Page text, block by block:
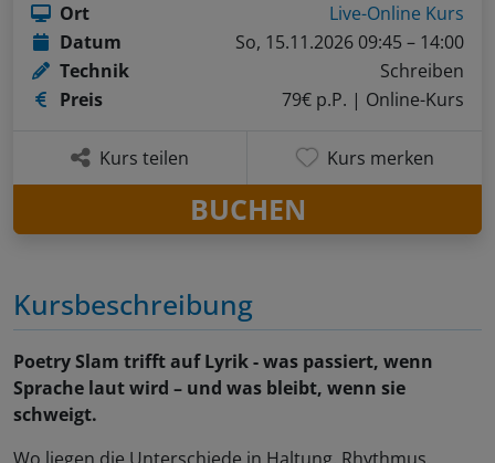
Kursbeschreibung
Poetry Slam trifft auf Lyrik - was passiert, wenn
Sprache laut wird – und was bleibt, wenn sie
schweigt.
Ort
Live-Online Kurs
Datum
So, 15.11.2026 09:45 – 14:00
Technik
Schreiben
Preis
79€ p.P. | Online-Kurs
Kurs teilen Kurs merken
BUCHEN